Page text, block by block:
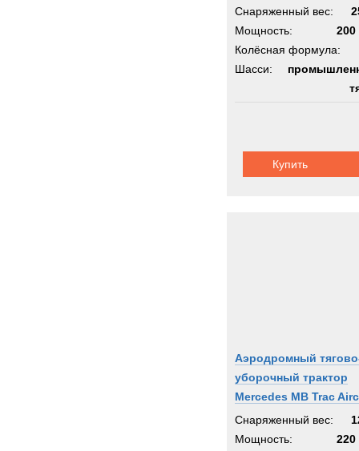
Германии
Снаряженный вес:
Мощность:
200
Колёсная формула:
Шасси:
Купить
Аэродромный
уборочный трактор
Mercedes MB Trac
Tractor
Снаряженный вес:
Мощность:
220